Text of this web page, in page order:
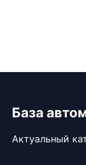
База
Актуальный